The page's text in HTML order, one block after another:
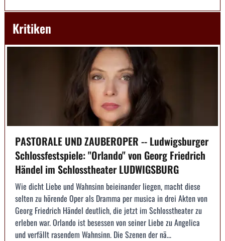
Kritiken
PASTORALE UND ZAUBEROPER -- Ludwigsburger
Schlossfestspiele: "Orlando" von Georg Friedrich
Händel im Schlosstheater LUDWIGSBURG
Wie dicht Liebe und Wahnsinn beieinander liegen, macht diese
selten zu hörende Oper als Dramma per musica in drei Akten von
Georg Friedrich Händel deutlich, die jetzt im Schlosstheater zu
erleben war. Orlando ist besessen von seiner Liebe zu Angelica
und verfällt rasendem Wahnsinn. Die Szenen der nä...